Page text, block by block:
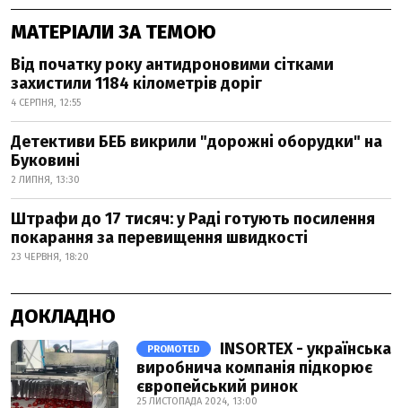
МАТЕРІАЛИ ЗА ТЕМОЮ
Від початку року антидроновими сітками
захистили 1184 кілометрів доріг
4 СЕРПНЯ, 12:55
Детективи БЕБ викрили "дорожні оборудки" на
Буковині
2 ЛИПНЯ, 13:30
Штрафи до 17 тисяч: у Раді готують посилення
покарання за перевищення швидкості
23 ЧЕРВНЯ, 18:20
ДОКЛАДНО
PROMOTED
INSORTEX - українська
виробнича компанія підкорює
європейський ринок
25 ЛИСТОПАДА 2024, 13:00